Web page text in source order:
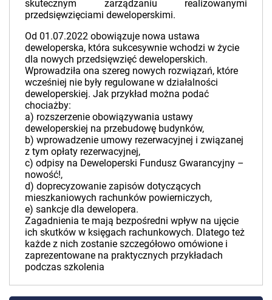
skutecznym zarządzaniu realizowanymi
przedsięwzięciami deweloperskimi.
Od 01.07.2022 obowiązuje nowa ustawa
deweloperska, która sukcesywnie wchodzi w życie
dla nowych przedsięwzięć deweloperskich.
Wprowadziła ona szereg nowych rozwiązań, które
wcześniej nie były regulowane w działalności
deweloperskiej. Jak przykład można podać
chociażby:
a) rozszerzenie obowiązywania ustawy
deweloperskiej na przebudowę budynków,
b) wprowadzenie umowy rezerwacyjnej i związanej
z tym opłaty rezerwacyjnej,
c) odpisy na Deweloperski Fundusz Gwarancyjny –
nowość!,
d) doprecyzowanie zapisów dotyczących
mieszkaniowych rachunków powierniczych,
e) sankcje dla dewelopera.
Zagadnienia te mają bezpośredni wpływ na ujęcie
ich skutków w księgach rachunkowych. Dlatego też
każde z nich zostanie szczegółowo omówione i
zaprezentowane na praktycznych przykładach
podczas szkolenia